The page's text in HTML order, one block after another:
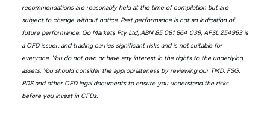
recommendations are reasonably held at the time of compilation but are
subject to change without notice. Past performance is not an indication of
future performance. Go Markets Pty Ltd, ABN 85 081 864 039, AFSL 254963 is
a CFD issuer, and trading carries significant risks and is not suitable for
everyone. You do not own or have any interest in the rights to the underlying
assets. You should consider the appropriateness by reviewing our TMD, FSG,
PDS and other CFD legal documents to ensure you understand the risks
before you invest in CFDs.